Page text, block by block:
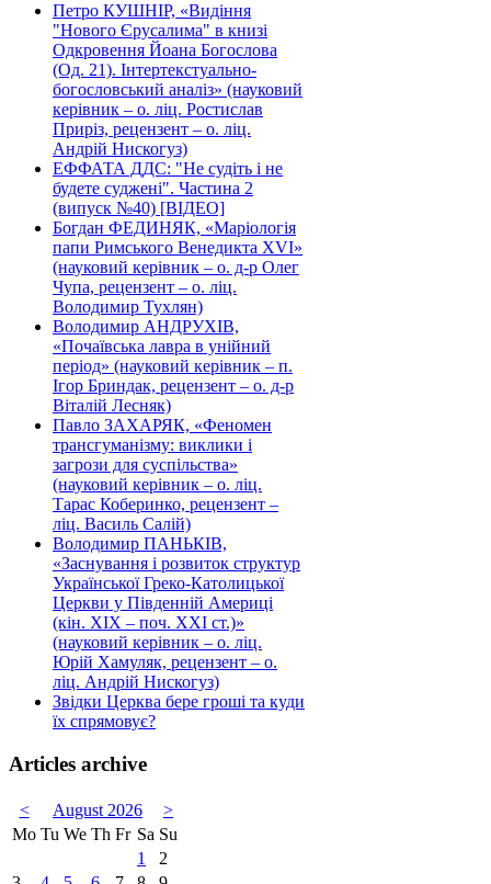
Петро КУШНІР, «Видіння
"Нового Єрусалима" в книзі
Одкровення Йоана Богослова
(Од. 21). Інтертекстуально-
богословський аналіз» (науковий
керівник – о. ліц. Ростислав
Приріз, рецензент – о. ліц.
Андрій Нискогуз)
ЕФФАТА ДДС: "Не судіть і не
будете суджені". Частина 2
(випуск №40) [ВІДЕО]
Богдан ФЕДИНЯК, «Маріологія
папи Римського Венедикта XVI»
(науковий керівник – о. д-р Олег
Чупа, рецензент – о. ліц.
Володимир Тухлян)
Володимир АНДРУХІВ,
«Почаївська лавра в унійний
період» (науковий керівник – п.
Ігор Бриндак, рецензент – о. д-р
Віталій Лесняк)
Павло ЗАХАРЯК, «Феномен
трансгуманізму: виклики і
загрози для суспільства»
(науковий керівник – о. ліц.
Тарас Коберинко, рецензент –
ліц. Василь Салій)
Володимир ПАНЬКІВ,
«Заснування і розвиток структур
Української Греко-Католицької
Церкви у Південній Америці
(кін. ХІХ – поч. ХХІ ст.)»
(науковий керівник – о. ліц.
Юрій Хамуляк, рецензент – о.
ліц. Андрій Нискогуз)
Звідки Церква бере гроші та куди
їх спрямовує?
Articles archive
< August 2026
>
Mo Tu We Th Fr Sa Su
1
2